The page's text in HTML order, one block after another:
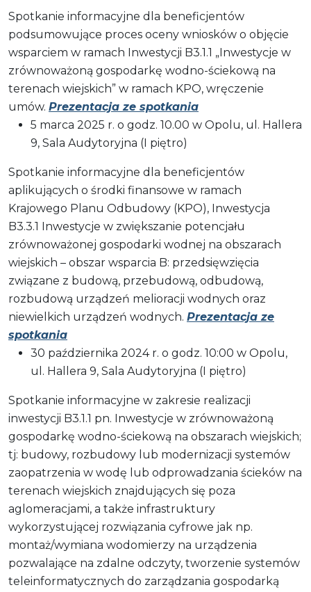
Spotkanie informacyjne dla beneficjentów
podsumowujące proces oceny wniosków o objęcie
wsparciem w ramach Inwestycji B3.1.1 „Inwestycje w
zrównoważoną gospodarkę wodno-ściekową na
terenach wiejskich” w ramach KPO, wręczenie
umów. Prezentacja ze spotkania
5 marca 2025 r. o godz. 10.00 w Opolu, ul. Hallera
9, Sala Audytoryjna (I piętro)
Spotkanie informacyjne dla beneficjentów
aplikujących o środki finansowe w ramach
Krajowego Planu Odbudowy (KPO), Inwestycja
B3.3.1 Inwestycje w zwiększanie potencjału
zrównoważonej gospodarki wodnej na obszarach
wiejskich – obszar wsparcia B: przedsięwzięcia
związane z budową, przebudową, odbudową,
rozbudową urządzeń melioracji wodnych oraz
niewielkich urządzeń wodnych. Prezentacja ze
spotkania
30 października 2024 r. o godz. 10:00 w Opolu,
ul. Hallera 9, Sala Audytoryjna (I piętro)
Spotkanie informacyjne w zakresie realizacji
inwestycji B3.1.1 pn. Inwestycje w zrównoważoną
gospodarkę wodno-ściekową na obszarach wiejskich;
tj: budowy, rozbudowy lub modernizacji systemów
zaopatrzenia w wodę lub odprowadzania ścieków na
terenach wiejskich znajdujących się poza
aglomeracjami, a także infrastruktury
wykorzystującej rozwiązania cyfrowe jak np.
montaż/wymiana wodomierzy na urządzenia
pozwalające na zdalne odczyty, tworzenie systemów
teleinformatycznych do zarządzania gospodarką